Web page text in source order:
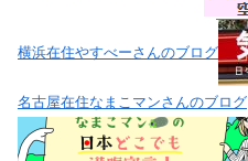
横浜在住やすべーさんのブログ
名古屋在住なまこマンさんのブログ